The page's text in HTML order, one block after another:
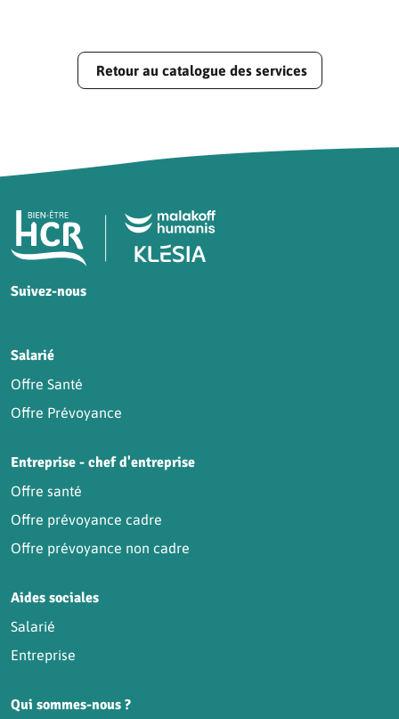
Retour au catalogue des services
Pied de page HCR Bien-Être
Suivez-nous
Salarié
Offre Santé
Offre Prévoyance
Entreprise - chef d'entreprise
Offre santé
Offre prévoyance cadre
Offre prévoyance non cadre
Aides sociales
Salarié
Entreprise
Qui sommes-nous ?